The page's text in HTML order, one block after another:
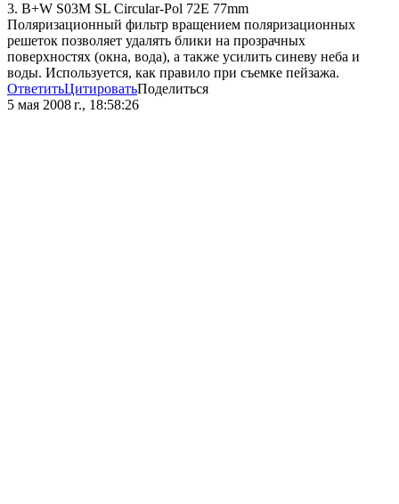
3. B+W S03M SL Circular-Pol 72E 77mm
Поляризационный фильтр вращением поляризационных
решеток позволяет удалять блики на прозрачных
поверхностях (окна, вода), а также усилить синеву неба и
воды. Используется, как правило при съемке пейзажа.
ОтветитьЦитироватьПоделиться
5 мая 2008 г., 18:58:26